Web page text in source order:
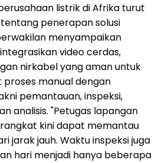
listrik di Afrika turut
penerapan solusi
menyampaikan
video cerdas,
nirkabel yang aman untuk
manual dengan
pemantauan, inspeksi,
analisis. "Petugas lapangan
kini dapat memantau
jarak jauh. Waktu inspeksi juga
hari menjadi hanya beberapa